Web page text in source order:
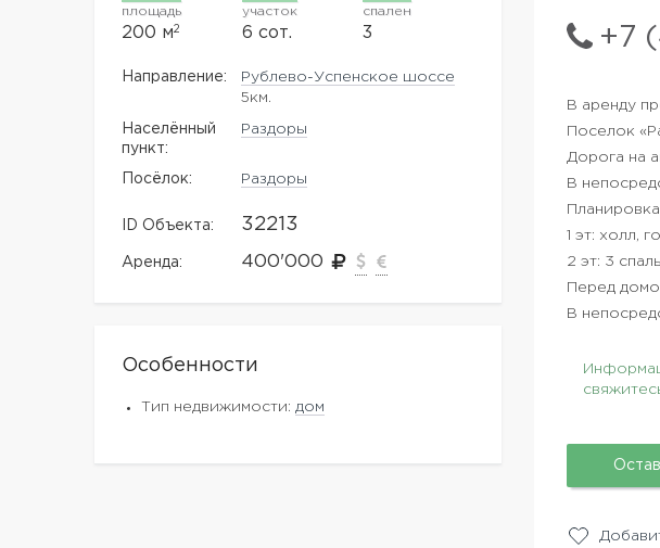
+7
площадь
200 м2
участок
6 сот.
спален
3
Направление:
Рублево-Успенское шоссе
5км.
Населённый
пункт:
Раздоры
Посёлок: Раздоры
ID Объекта: 32213
Аренда: 400'000
Особенности
Тип недвижимости: дом
В аренду
Поселок
Дорога на
В
1 эт: холл,
2 эт: 3
Перед
В